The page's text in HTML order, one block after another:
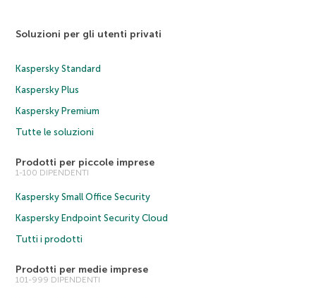
Soluzioni per gli utenti privati
Kaspersky Standard
Kaspersky Plus
Kaspersky Premium
Tutte le soluzioni
Prodotti per piccole imprese
1-100 DIPENDENTI
Kaspersky Small Office Security
Kaspersky Endpoint Security Cloud
Tutti i prodotti
Prodotti per medie imprese
101-999 DIPENDENTI